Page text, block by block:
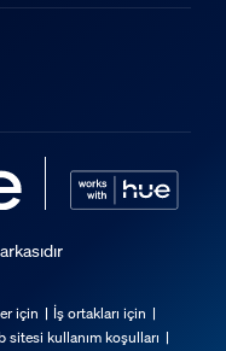
için
İş ortakları için
sitesi kullanım koşulları